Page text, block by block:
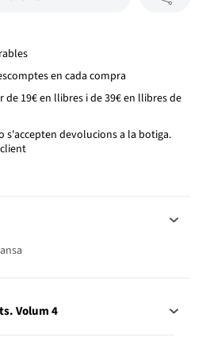
en cada compra
19€ en llibres i de 39€ en llibres de
s'accepten devolucions a la botiga.
Volum 4